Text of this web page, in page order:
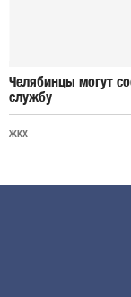
Челябинцы могут
службу
ЖКХ